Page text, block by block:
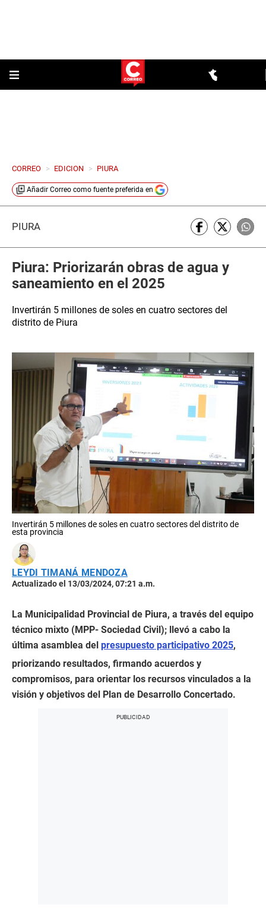
CORREO > EDICION > PIURA
Añadir Correo como fuente preferida en
PIURA
Piura: Priorizarán obras de agua y
saneamiento en el 2025
Invertirán 5 millones de soles en cuatro sectores del
distrito de Piura
Invertirán 5 millones de soles en cuatro sectores del distrito de
esta provincia
LEYDI TIMANÁ MENDOZA
Actualizado el 13/03/2024, 07:21 a.m.
La Municipalidad Provincial de Piura, a través del equipo
técnico mixto (MPP- Sociedad Civil); llevó a cabo la
última asamblea del presupuesto participativo 2025,
priorizando resultados, firmando acuerdos y
compromisos, para orientar los recursos vinculados a la
visión y objetivos del Plan de Desarrollo Concertado.